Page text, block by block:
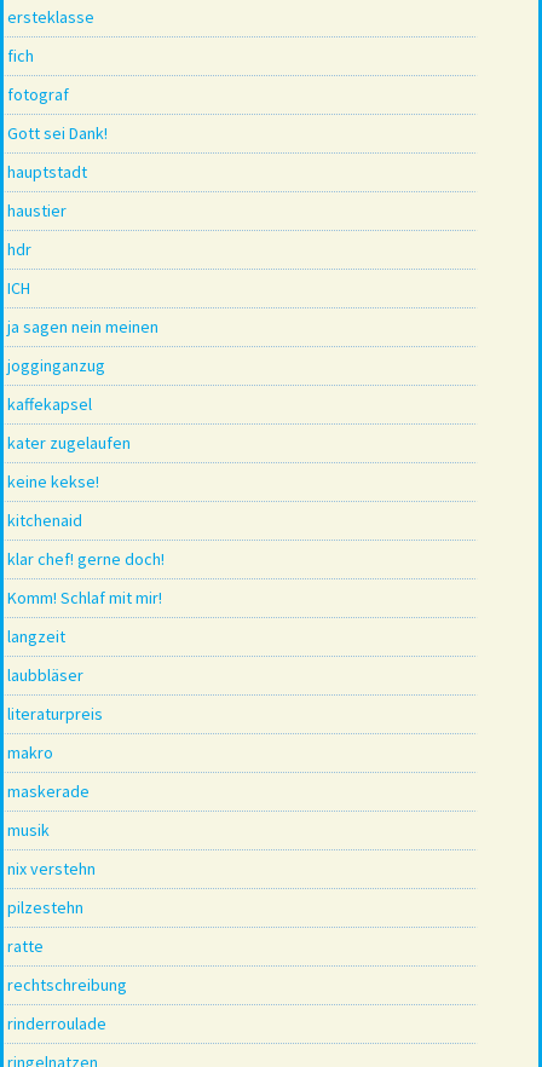
ersteklasse
fich
fotograf
Gott sei Dank!
hauptstadt
haustier
hdr
ICH
ja sagen nein meinen
jogginganzug
kaffekapsel
kater zugelaufen
keine kekse!
kitchenaid
klar chef! gerne doch!
Komm! Schlaf mit mir!
langzeit
laubbläser
literaturpreis
makro
maskerade
musik
nix verstehn
pilzestehn
ratte
rechtschreibung
rinderroulade
ringelnatzen